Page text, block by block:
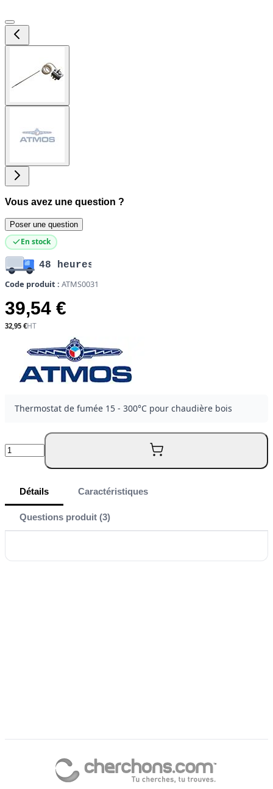
image
Vous avez une question ?
Poser une question
En stock
48 heures
Code produit : ATMS0031
39,54 €
32,95 €
Thermostat de fumée 15 - 300°C pour chaudière bois
Quantité
Détails Caractéristiques
Questions produit (3)